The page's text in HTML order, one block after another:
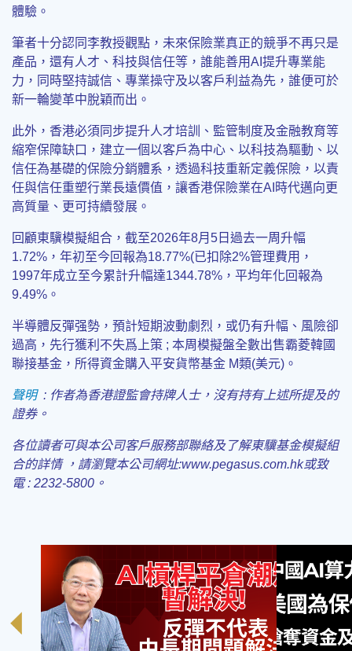
體驗。
筆者十分認同李教授觀點，未來保險業真正的競爭不再只是
產品，還有人才、科技與信任等，誰能善用AI提升專業能
力，同時堅持誠信、專業操守及以客戶利益為先，誰便可於
新一輪變革中脫穎而出。
此外，香港必須同步提升人才培訓、監管制度及金融教育等
縮窄保障缺口，建立一個以客戶為中心、以科技為驅動、以
信任為基礎的保險分銷體系，透過科技重新定義保險，以責
任與信任重塑行業長遠價值，讓香港保險業在AI時代邁向更
高質量、更可持續發展。
回顧東驥模擬組合，截至2026年8月5日過去一周升幅
1.72%，年初至今回報為18.77%(已扣除2%管理費用，
1997年成立至今累計升幅達1344.78%，平均年化回報為
9.49%。
半導體反彈强勢，預計短期波動劇烈，或仍有升幅、風險卻
過高，先行獲利不失爲上策 ; 本周模擬盤全數出售霸菱韓國
聯接基金，所得資金購入平安貨幣基金 M類(美元)。
聲明 : 作者為香港證監會持牌人士，沒有持有上述所提及的
證券。
各位讀者可與本公司客戶服務部聯絡及了解東驥基金模擬組
合的詳情 ，請瀏覽本公司網址:www.pegasus.com.hk或致
電 : 2232-5800。